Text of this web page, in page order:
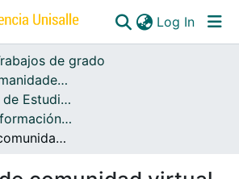
Log In
de grado
Escuela de Humanidades y Estudios Sociales
Departamento de Estudios de Información
Sistemas de Información, Bibliotecología y Archivística
Propuesta de comunidad virtual de aprendizaje enfocada en servicios web prestados desde la biblioteca de la Universidad de La Salle para estudiantes de sistemas de información